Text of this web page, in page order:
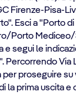
Firenze-Pisa-
Esci a "Porto
Porto Mediceo/
e segui le
Percorrendo Via
per proseguire su
la prima uscita e